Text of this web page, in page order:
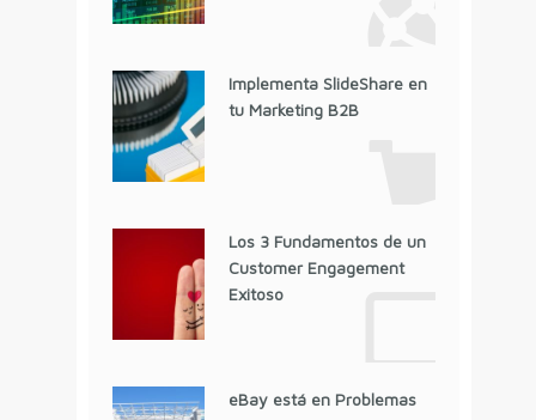
Implementa SlideShare en
tu Marketing B2B
Los 3 Fundamentos de un
Customer Engagement
Exitoso
eBay está en Problemas